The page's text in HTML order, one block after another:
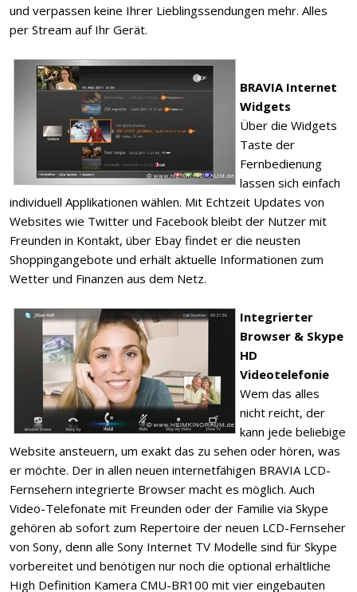
und verpassen keine Ihrer Lieblingssendungen mehr. Alles
per Stream auf Ihr Gerät.
BRAVIA Internet
Widgets
Über die Widgets
Taste der
Fernbedienung
lassen sich einfach
individuell Applikationen wählen. Mit Echtzeit Updates von
Websites wie Twitter und Facebook bleibt der Nutzer mit
Freunden in Kontakt, über Ebay findet er die neusten
Shoppingangebote und erhält aktuelle Informationen zum
Wetter und Finanzen aus dem Netz.
Integrierter
Browser & Skype
HD
Videotelefonie
Wem das alles
nicht reicht, der
kann jede beliebige
Website ansteuern, um exakt das zu sehen oder hören, was
er möchte. Der in allen neuen internetfähigen BRAVIA LCD-
Fernsehern integrierte Browser macht es möglich. Auch
Video-Telefonate mit Freunden oder der Familie via Skype
gehören ab sofort zum Repertoire der neuen LCD-Fernseher
von Sony, denn alle Sony Internet TV Modelle sind für Skype
vorbereitet und benötigen nur noch die optional erhältliche
High Definition Kamera CMU-BR100 mit vier eingebauten